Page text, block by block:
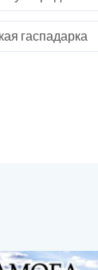
гаспадарка